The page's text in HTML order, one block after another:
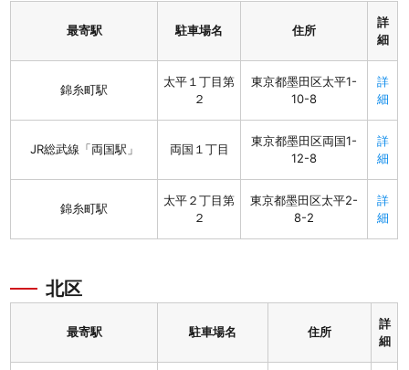
最寄駅 駐車場名 住所
詳
細
錦糸町駅
太平１丁目第
２
東京都墨田区太平1-
10-8
詳
細
JR総武線「両国駅」 両国１丁目
東京都墨田区両国1-
12-8
詳
細
錦糸町駅
太平２丁目第
２
東京都墨田区太平2-
8-2
詳
細
北区
最寄駅 駐車場名 住所
詳
細